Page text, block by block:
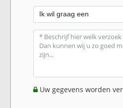
Uw gegevens worden